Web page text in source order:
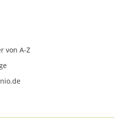
von A-Z